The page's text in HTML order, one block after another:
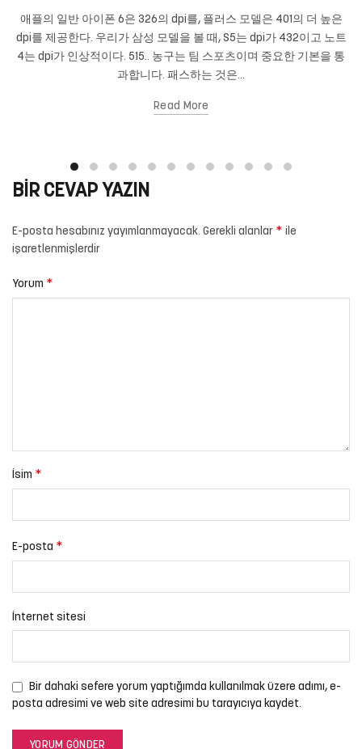
애플의 일반 아이폰 6은 326의 dpi를, 플러스 모델은 401의 더 높은
dpi를 제공한다. 우리가 삼성 모델을 볼 때, S5는 dpi가 432이고 노트
4는 dpi가 인상적이다. 515.. 농구는 팀 스포츠이며 중요한 기본을 통
과합니다. 패스하는 것은...
Read More
BIR CEVAP YAZIN
E-posta hesabınız yayımlanmayacak. Gerekli alanlar * ile
işaretlenmişlerdir
Yorum *
İsim *
E-posta *
İnternet sitesi
Bir dahaki sefere yorum yaptığımda kullanılmak üzere adımı, e-
posta adresimi ve web site adresimi bu tarayıcıya kaydet.